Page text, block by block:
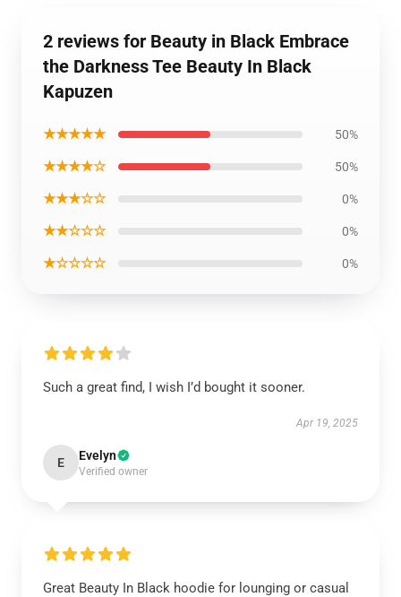
2 reviews for Beauty in Black Embrace
the Darkness Tee Beauty In Black
Kapuzen
★★★★★ 50%
★★★★☆ 50%
★★★☆☆ 0%
★★☆☆☆ 0%
★☆☆☆☆ 0%
Such a great find, I wish I’d bought it sooner.
Apr 19, 2025
E Evelyn
Verified owner
Great Beauty In Black hoodie for lounging or casual